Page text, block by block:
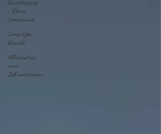
Kaartlegging
- Kleine
Lenormand
Innerlijke
Kracht
Affirmaties
voor
Zelfvertrouwen